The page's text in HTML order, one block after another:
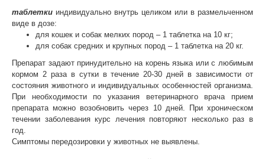
таблетки индивидуально внутрь целиком или в размельченном
виде в дозе:
для кошек и собак мелких пород – 1 таблетка на 10 кг;
для собак средних и крупных пород – 1 таблетка на 20 кг.
Препарат задают принудительно на корень языка или с любимым
кормом 2 раза в сутки в течение 20-30 дней в зависимости от
состояния животного и индивидуальных особенностей организма.
При необходимости по указания ветеринарного врача прием
препарата можно возобновить через 10 дней. При хроническом
течении заболевания курс лечения повторяют несколько раз в
год.
Симптомы передозировки у животных не выявлены.
© 2015—2026 ООО «Сытая Морда»